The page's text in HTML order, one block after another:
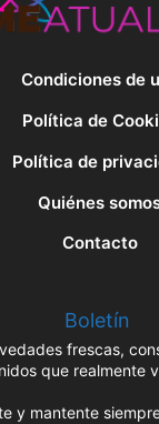
Condiciones de
Política de
Política de
Quiénes
Contacto
Boletín
frescas,
que realmente
y mantente